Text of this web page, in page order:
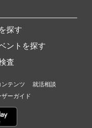
探す
ントを探す
査
ンテンツ
就活相談
ーガイド